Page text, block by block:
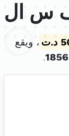
ف س ال
، ويقع
.